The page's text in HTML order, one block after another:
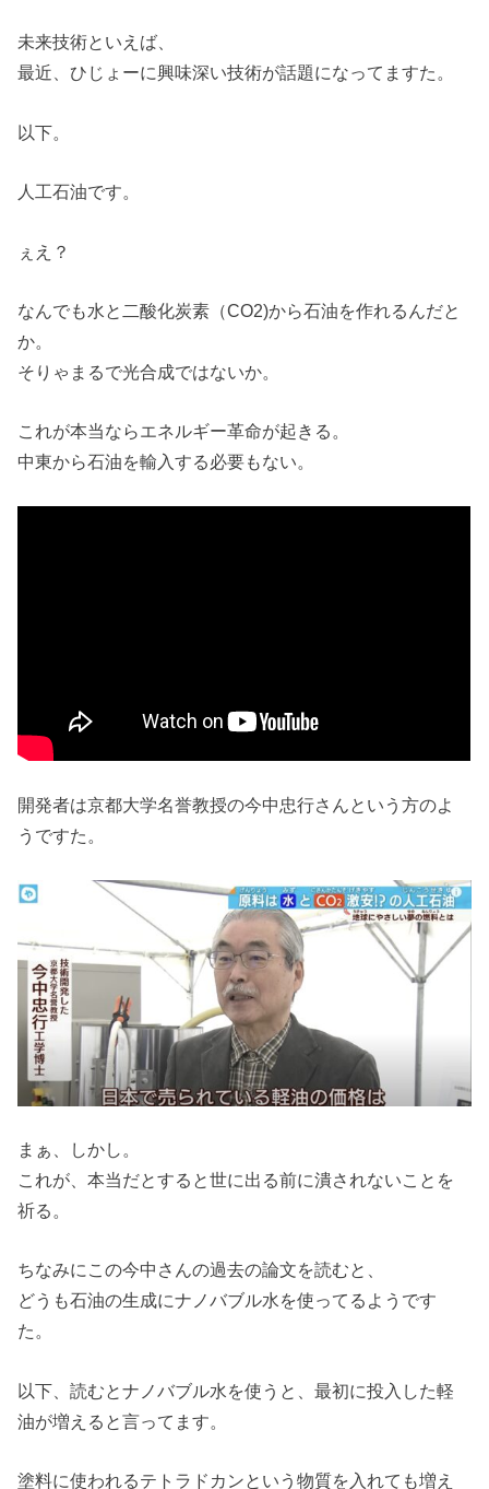
未来技術といえば、
最近、ひじょーに興味深い技術が話題になってますた。
以下。
人工石油です。
ぇえ？
なんでも水と二酸化炭素（CO2)から石油を作れるんだと
か。
そりゃまるで光合成ではないか。
これが本当ならエネルギー革命が起きる。
中東から石油を輸入する必要もない。
開発者は京都大学名誉教授の今中忠行さんという方のよ
うですた。
まぁ、しかし。
これが、本当だとすると世に出る前に潰されないことを
祈る。
ちなみにこの今中さんの過去の論文を読むと、
どうも石油の生成にナノバブル水を使ってるようです
た。
以下、読むとナノバブル水を使うと、最初に投入した軽
油が増えると言ってます。
塗料に使われるテトラドカンという物質を入れても増え